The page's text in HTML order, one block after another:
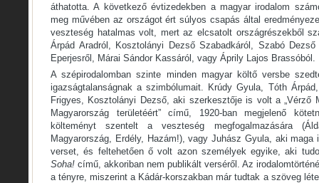
áthatotta. A következő évtizedekben a magyar irodalom
meg művében az országot ért súlyos csapás által
veszteség hatalmas volt, mert az elcsatolt országrészekből
Árpád Aradról, Kosztolányi Dezső Szabadkáról, Szabó
Eperjesről, Márai Sándor Kassáról, vagy Áprily Lajos Brassóból.
A szépirodalomban szinte minden magyar költő versbe
igazságtalanságnak a szimbólumait. Krúdy Gyula, Tóth
Frigyes, Kosztolányi Dezső, aki szerkesztője is volt a „Vérző
Magyarország területéért” című, 1920-ban megjelenő
költeményt szentelt a veszteség megfogalmazására
Magyarország, Erdély, Hazám!), vagy Juhász Gyula, aki
verset, és feltehetően ő volt azon személyek egyike, aki
Soha! című, akkoriban nem publikált verséről. Az
a tényre, miszerint a Kádár-korszakban már tudtak a szöveg